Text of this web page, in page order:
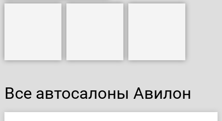
Все автосалоны Авилон